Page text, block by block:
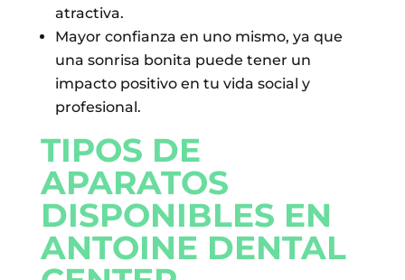
atractiva.
Mayor confianza en uno mismo, ya que
una sonrisa bonita puede tener un
impacto positivo en tu vida social y
profesional.
TIPOS DE
APARATOS
DISPONIBLES EN
ANTOINE DENTAL